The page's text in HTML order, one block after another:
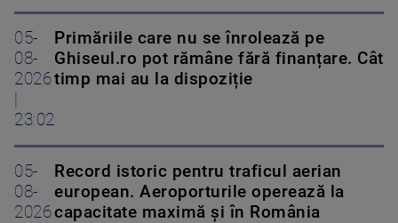
05-
08-
2026
23:02
Primăriile care nu se înrolează pe
Ghiseul.ro pot rămâne fără finanțare. Cât
timp mai au la dispoziție
05-
08-
2026
Record istoric pentru traficul aerian
european. Aeroporturile operează la
capacitate maximă și în România